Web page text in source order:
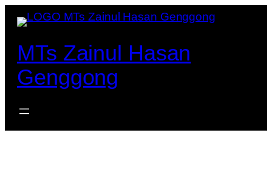
Lewati
MTs Zainul Hasan
Genggong